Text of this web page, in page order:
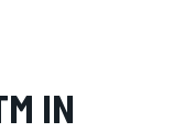
IN